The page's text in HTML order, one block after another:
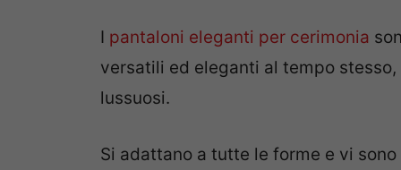
I pantaloni eleganti per cerimonia
versatili ed eleganti al tempo
lussuosi.
Si adattano a tutte le forme e vi